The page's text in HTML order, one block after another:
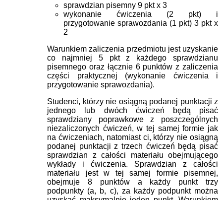
sprawdzian pisemny 9 pkt x 3
wykonanie ćwiczenia (2 pkt) i
przygotowanie sprawozdania (1 pkt) 3 pkt x
2
Warunkiem zaliczenia przedmiotu jest uzyskanie
co najmniej 5 pkt z każdego sprawdzianu
pisemnego oraz łącznie 6 punktów z zaliczenia
części praktycznej (wykonanie ćwiczenia i
przygotowanie sprawozdania).
Studenci, którzy nie osiągną podanej punktacji z
jednego lub dwóch ćwiczeń będą pisać
sprawdziany poprawkowe z poszczególnych
niezaliczonych ćwiczeń, w tej samej formie jak
na ćwiczeniach, natomiast ci, którzy nie osiągną
podanej punktacji z trzech ćwiczeń będą pisać
sprawdzian z całości materiału obejmującego
wykłady i ćwiczenia. Sprawdzian z całości
materiału jest w tej samej formie pisemnej,
obejmuje 8 punktów a każdy punkt trzy
podpunkty (a, b, c), za każdy podpunkt można